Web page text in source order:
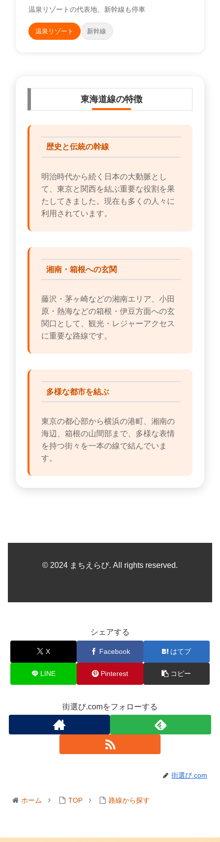
温泉リゾートの代表地、新幹線も停車
温泉リゾート 新幹線
東海道線の特徴
歴史と伝統の幹線
明治時代から続く日本の大動脈とし
て、東京と関西を結ぶ重要な役割を果
たしてきました。現在も多くの人々に
利用されています。
湘南・箱根への玄関
藤沢・茅ヶ崎などの湘南エリア、小田
原・熱海などの箱根・伊豆方面への玄
関口として、観光・レジャーアクセス
に重要な路線です。
多様な都市を結ぶ
東京の都心部から横浜の港町、湘南の
海辺、箱根の山間部まで、多様な表情
を持つ街々を一本の線で結んでいま
す。
© 2024 まちえらび. All rights reserved.
シェアする
X Facebook はてブ
LINE Pinterest コピー
街選び.comをフォローする
街選び.com
ホーム TOP 路線から探す